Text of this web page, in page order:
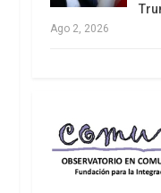
Ago 2, 2026